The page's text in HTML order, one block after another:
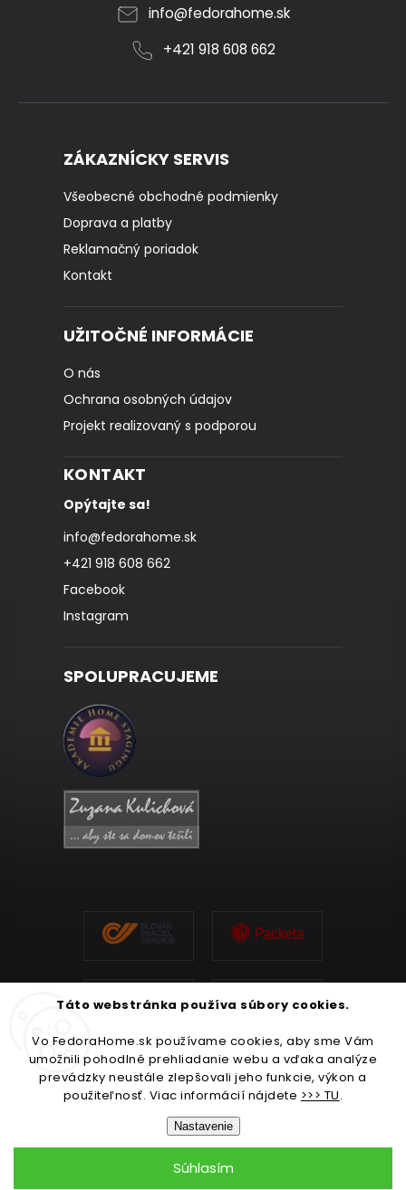
Táto webstránka používa súbory cookies.
Vo FedoraHome.sk používame cookies, aby sme Vám
umožnili pohodlné prehliadanie webu a vďaka analýze
prevádzky neustále zlepšovali jeho funkcie, výkon a
použiteľnosť. Viac informácií nájdete >>> TU.
Nastavenie
Súhlasím
info@fedorahome.sk
+421 918 608 662
ZÁKAZNÍCKY SERVIS
Všeobecné obchodné podmienky
Doprava a platby
Reklamačný poriadok
Kontakt
UŽITOČNÉ INFORMÁCIE
O nás
Ochrana osobných údajov
Projekt realizovaný s podporou
KONTAKT
Opýtajte sa!
info@fedorahome.sk
+421 918 608 662
Facebook
Instagram
SPOLUPRACUJEME